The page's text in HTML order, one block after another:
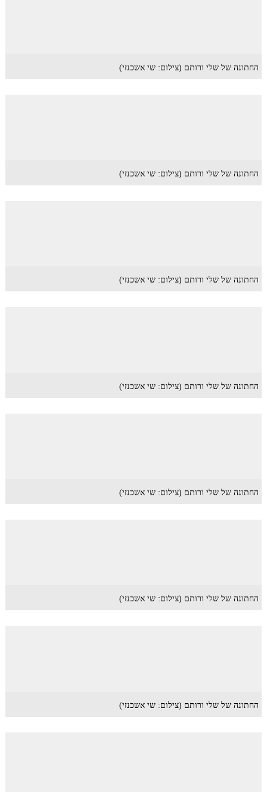
החתונה של שלי ורותם (צילום: שי אשכנזי)
החתונה של שלי ורותם (צילום: שי אשכנזי)
החתונה של שלי ורותם (צילום: שי אשכנזי)
החתונה של שלי ורותם (צילום: שי אשכנזי)
החתונה של שלי ורותם (צילום: שי אשכנזי)
החתונה של שלי ורותם (צילום: שי אשכנזי)
החתונה של שלי ורותם (צילום: שי אשכנזי)